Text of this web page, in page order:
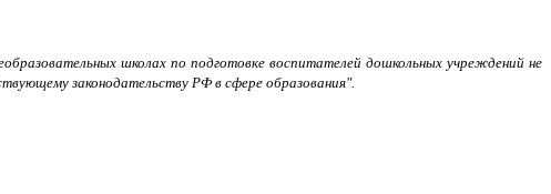
школах по подготовке воспитателей дошкольных учреждений не
законодательству РФ в сфере образования".